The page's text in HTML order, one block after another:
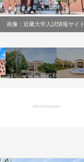
を詳説
コミュニティ
よく分かる
専門サイト
専門サイト
画像：近畿大学入試情報サイト
advertisement